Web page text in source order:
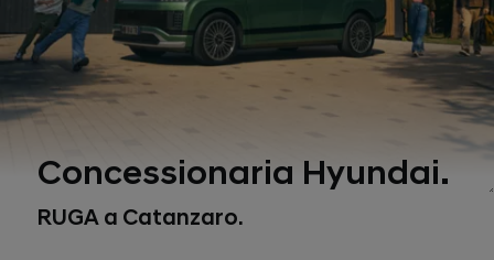
Concessionaria Hyundai.
RUGA a Catanzaro.